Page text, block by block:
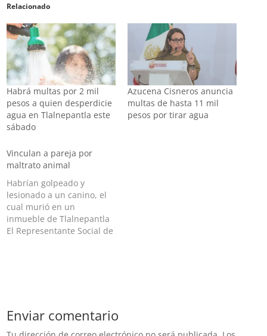
Relacionado
Habrá multas por 2 mil
pesos a quien desperdicie
agua en Tlalnepantla este
sábado
Azucena Cisneros anuncia
multas de hasta 11 mil
pesos por tirar agua
Vinculan a pareja por
maltrato animal
Habrían golpeado y
lesionado a un canino, el
cual murió en un
inmueble de Tlalnepantla
El Representante Social de
de edad y Gloria “N” de
Enviar comentario